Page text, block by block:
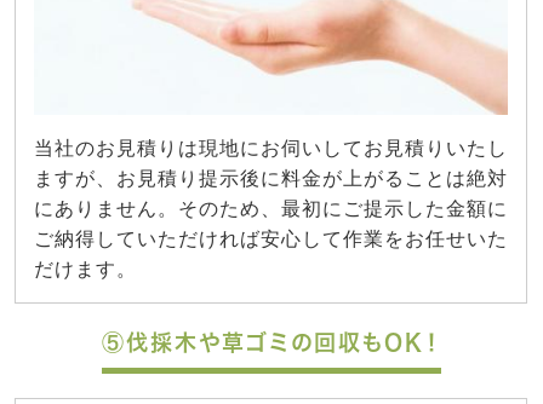
当社のお見積りは現地にお伺いしてお見積りいたし
ますが、お見積り提示後に料金が上がることは絶対
にありません。そのため、最初にご提示した金額に
ご納得していただければ安心して作業をお任せいた
だけます。
⑤伐採木や草ゴミの回収もOK！